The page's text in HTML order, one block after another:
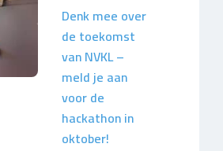
Denk mee over
de toekomst
van NVKL –
meld je aan
voor de
hackathon in
oktober!